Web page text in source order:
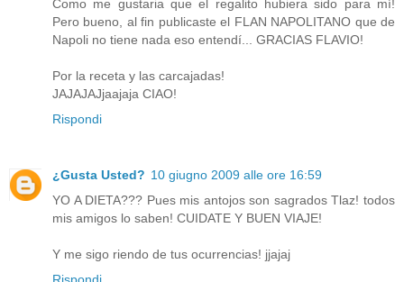
Como me gustaria que el regalito hubiera sido para mí!
Pero bueno, al fin publicaste el FLAN NAPOLITANO que de
Napoli no tiene nada eso entendí... GRACIAS FLAVIO!
Por la receta y las carcajadas!
JAJAJAJjaajaja CIAO!
Rispondi
¿Gusta Usted? 10 giugno 2009 alle ore 16:59
YO A DIETA??? Pues mis antojos son sagrados Tlaz! todos
mis amigos lo saben! CUIDATE Y BUEN VIAJE!
Y me sigo riendo de tus ocurrencias! jjajaj